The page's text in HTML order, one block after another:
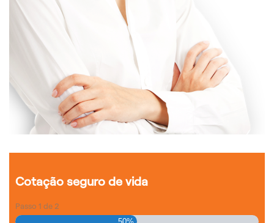
Cotação seguro de vida
Passo 1 de 2